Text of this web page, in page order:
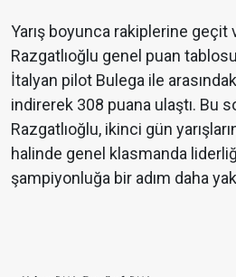
Yarış boyunca rakiplerine geçit
Razgatlıoğlu genel puan
İtalyan pilot Bulega ile
indirerek 308 puana ulaştı. Bu
Razgatlıoğlu, ikinci gün
halinde genel klasmanda
şampiyonluğa bir adım daha